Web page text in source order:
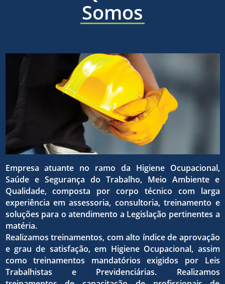
sólida e
eficaz,
para o
dos
áreas
de
higiene
a ética,
a
da
Somos
Empresa atuante no ramo da Higiene Ocupacional,
Saúde e Segurança do Trabalho, Meio Ambiente e
Qualidade, composta por corpo técnico com larga
experiência em assessoria, consultoria, treinamento e
soluções para o atendimento a Legislação pertinentes a
matéria.
Realizamos treinamentos, com alto índice de aprovação
e grau de satisfação, em Higiene Ocupacional, assim
como treinamentos mandatórios exigidos por Leis
Trabalhistas e Previdenciárias. Realizamos